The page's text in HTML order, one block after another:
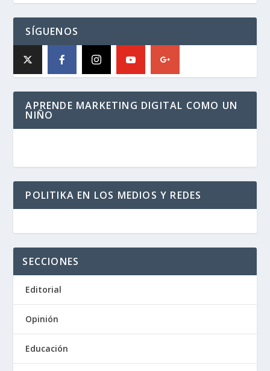
SÍGUENOS
APRENDE MARKETING DIGITAL COMO UN
NIÑO
POLITIKA EN LOS MEDIOS Y REDES
SECCIONES
Editorial
Opinión
Educación